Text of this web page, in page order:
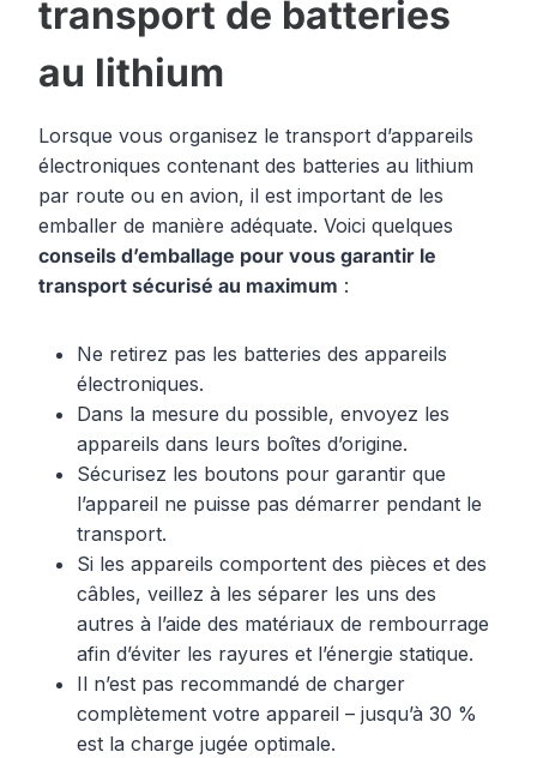
transport de batteries
au lithium
Lorsque vous organisez le transport d’appareils
électroniques contenant des batteries au lithium
par route ou en avion, il est important de les
emballer de manière adéquate. Voici quelques
conseils d’emballage pour vous garantir le
transport sécurisé au maximum :
Ne retirez pas les batteries des appareils
électroniques.
Dans la mesure du possible, envoyez les
appareils dans leurs boîtes d’origine.
Sécurisez les boutons pour garantir que
l’appareil ne puisse pas démarrer pendant le
transport.
Si les appareils comportent des pièces et des
câbles, veillez à les séparer les uns des
autres à l’aide des matériaux de rembourrage
afin d’éviter les rayures et l’énergie statique.
Il n’est pas recommandé de charger
complètement votre appareil – jusqu’à 30 %
est la charge jugée optimale.